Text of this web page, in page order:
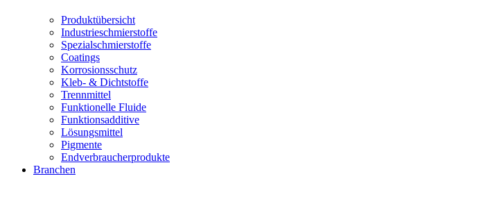
Produktübersicht
Industrieschmierstoffe
Spezialschmierstoffe
Coatings
Korrosionsschutz
Kleb- & Dichtstoffe
Trennmittel
Funktionelle Fluide
Funktionsadditive
Lösungsmittel
Pigmente
Endverbraucherprodukte
Branchen